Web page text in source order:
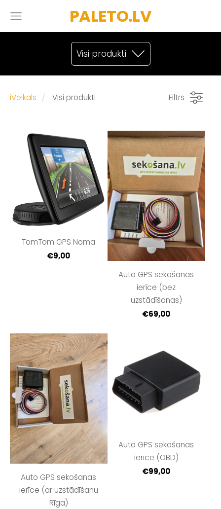
PALETO.LV
Visi produkti
iVeikals Visi produkti Filtrs
TomTom GPS Noma
€9,00
Auto GPS sekošanas
ierīce (bez
uzstādīšanas)
€69,00
Auto GPS sekošanas
ierīce (ar uzstādīšanu
Rīga)
Auto GPS sekošanas
ierīce (OBD)
€99,00